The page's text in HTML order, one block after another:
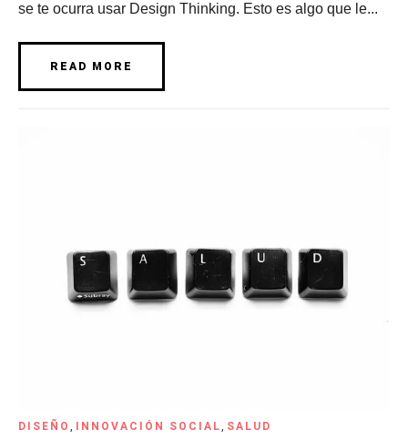
se te ocurra usar Design Thinking. Esto es algo que le...
READ MORE
DISEÑO INNOVACIÓN SOCIAL SALUD